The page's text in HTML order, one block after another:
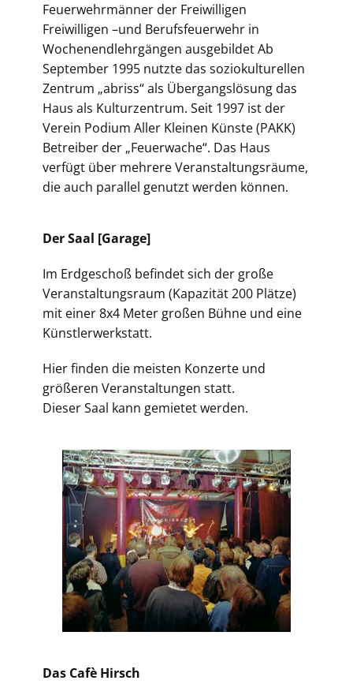
Feuerwehrmänner der Freiwilligen
Freiwilligen –und Berufsfeuerwehr in
Wochenendlehrgängen ausgebildet Ab
September 1995 nutzte das soziokulturellen
Zentrum „abriss“ als Übergangslösung das
Haus als Kulturzentrum. Seit 1997 ist der
Verein Podium Aller Kleinen Künste (PAKK)
Betreiber der „Feuerwache“. Das Haus
verfügt über mehrere Veranstaltungsräume,
die auch parallel genutzt werden können.
Der Saal [Garage]
Im Erdgeschoß befindet sich der große
Veranstaltungsraum (Kapazität 200 Plätze)
mit einer 8x4 Meter großen Bühne und eine
Künstlerwerkstatt.
Hier finden die meisten Konzerte und
größeren Veranstaltungen statt.
Dieser Saal kann gemietet werden.
Das Cafè Hirsch